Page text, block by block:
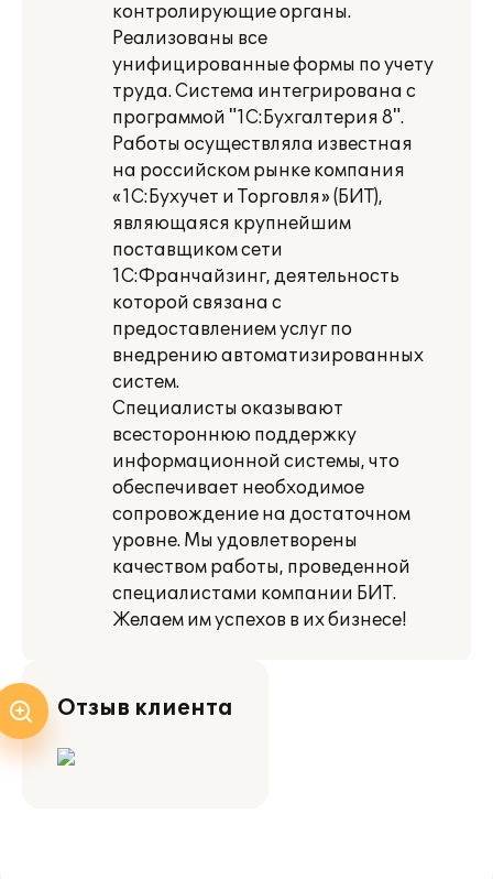
контролирующие органы.
Реализованы все
унифицированные формы по учету
труда. Система интегрирована с
программой "1С:Бухгалтерия 8".
Работы осуществляла известная
на российском рынке компания
«1С:Бухучет и Торговля» (БИТ),
являющаяся крупнейшим
поставщиком сети
1С:Франчайзинг, деятельность
которой связана с
предоставлением услуг по
внедрению автоматизированных
систем.
Специалисты оказывают
всестороннюю поддержку
информационной системы, что
обеспечивает необходимое
сопровождение на достаточном
уровне. Мы удовлетворены
качеством работы, проведенной
специалистами компании БИТ.
Желаем им успехов в их бизнесе!
Отзыв клиента